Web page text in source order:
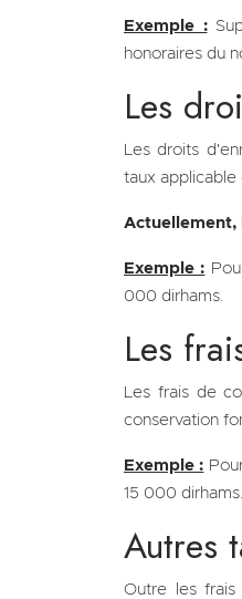
Exemple :
honoraires du
Les
Les droits
taux applicable
Actuellement,
Exemple :
000 dirhams.
Les
Les frais de
conservation
Exemple :
15 000 dirhams.
Autres
Outre les frais